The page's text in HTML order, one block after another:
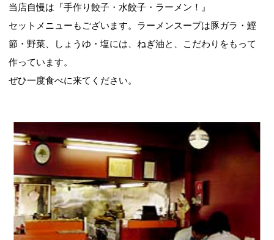
当店自慢は『手作り餃子・水餃子・ラーメン！』
セットメニューもございます。ラーメンスープは豚ガラ・鰹
節・野菜、しょうゆ・塩には、ねぎ油と、こだわりをもって
作っています。
ぜひ一度食べに来てください。